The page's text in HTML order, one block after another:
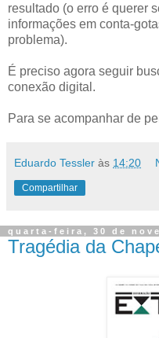
resultado (o erro é querer
informações em conta-
problema).
É preciso agora seguir
conexão digital.
Para se acompanhar de
Eduardo Tessler às 14:20
Compartilhar
quarta-feira, 30 de
Tragédia da